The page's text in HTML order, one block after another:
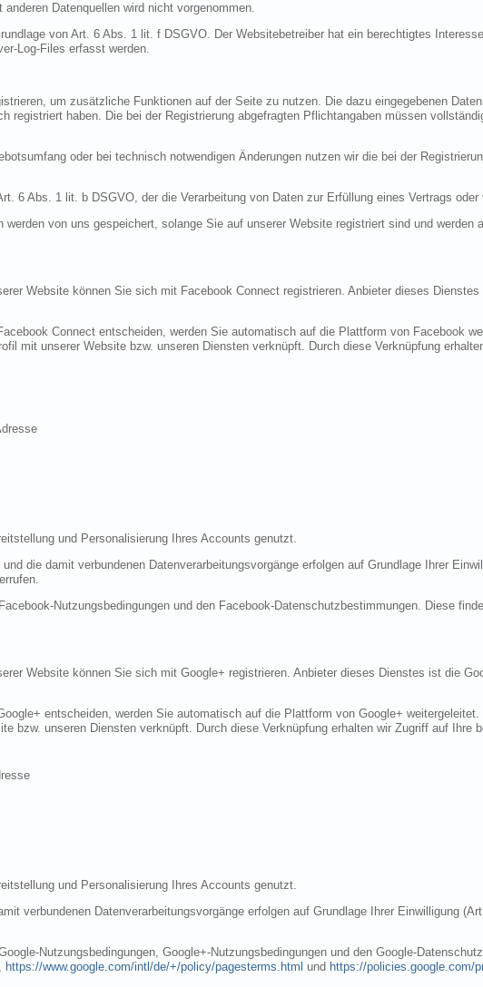
Datenquellen wird nicht vorgenommen.
von Art. 6 Abs. 1 lit. f DSGVO. Der Websitebetreiber hat ein berechtigtes
Log-Files erfasst werden.
um zusätzliche Funktionen auf der Seite zu nutzen. Die dazu eingegebenen
registriert haben. Die bei der Registrierung abgefragten Pflichtangaben müssen
oder bei technisch notwendigen Änderungen nutzen wir die bei der
6 Abs. 1 lit. b DSGVO, der die Verarbeitung von Daten zur Erfüllung eines Vertrags
werden von uns gespeichert, solange Sie auf unserer Website registriert sind und
Website können Sie sich mit Facebook Connect registrieren. Anbieter dieses
Connect entscheiden, werden Sie automatisch auf die Plattform von Facebook
mit unserer Website bzw. unseren Diensten verknüpft. Durch diese Verknüpfung
und Personalisierung Ihres Accounts genutzt.
die damit verbundenen Datenverarbeitungsvorgänge erfolgen auf Grundlage Ihrer
Nutzungsbedingungen und den Facebook-Datenschutzbestimmungen. Diese
Website können Sie sich mit Google+ registrieren. Anbieter dieses Dienstes ist die
entscheiden, werden Sie automatisch auf die Plattform von Google+
bzw. unseren Diensten verknüpft. Durch diese Verknüpfung erhalten wir Zugriff auf Ihre
und Personalisierung Ihres Accounts genutzt.
verbundenen Datenverarbeitungsvorgänge erfolgen auf Grundlage Ihrer Einwilligung
Nutzungsbedingungen, Google+-Nutzungsbedingungen und den Google-
, https://www.google.com/intl/de/+/policy/pagesterms.html und https://policies.google.com/